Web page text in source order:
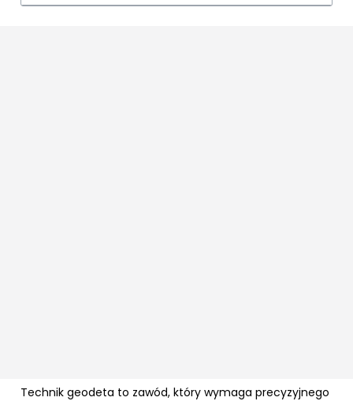
Technik geodeta to zawód, który wymaga precyzyjnego